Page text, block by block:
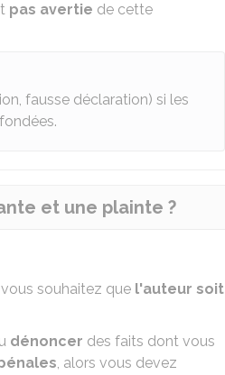
pas avertie de cette
fausse déclaration) si les
et une plainte ?
souhaitez que l'auteur soit
dénoncer des faits dont vous
, alors vous devez